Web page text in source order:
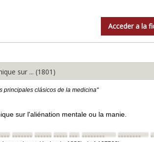
Acceder a la
sur ... (1801)
principales clásicos de la medicina"
sur l'aliénation mentale ou la manie.
•••••••••••••••••••••••••••••••••••••••• ••••••••